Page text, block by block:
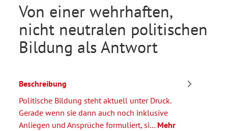
Von einer wehrhaften,
nicht neutralen politischen
Bildung als Antwort
Beschreibung
Politische Bildung steht aktuell unter Druck.
Gerade wenn sie dann auch noch inklusive
Anliegen und Ansprüche formuliert, si… Mehr